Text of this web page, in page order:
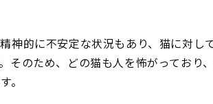
神的に不安定な状況もあり、猫に対し
そのため、どの猫も人を怖がっており
。